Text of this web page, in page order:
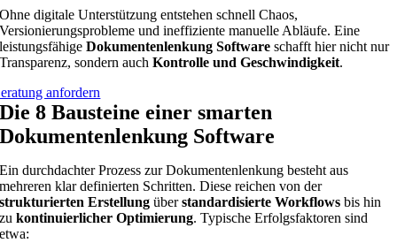
Ohne digitale Unterstützung entstehen schnell Chaos,
Versionierungsprobleme und ineffiziente manuelle Abläufe. Eine
leistungsfähigeDokumentenlenkung Software schafft hier nicht nur
Transparenz, sondern auchKontrolle und Geschwindigkeit.
anfordern
Die 8 Bausteine einer smarten
Dokumentenlenkung Software
Ein durchdachter Prozess zur Dokumentenlenkung besteht aus
mehreren klar definierten Schritten. Diese reichen von der
strukturierten Erstellung überstandardisierte Workflows bis hin
zukontinuierlicher Optimierung. Typische Erfolgsfaktoren sind
etwa: